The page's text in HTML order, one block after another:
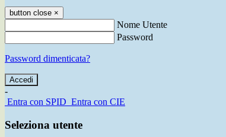
button close ×
Nome Utente
Password
Password dimenticata?
-
Entra con SPID Entra con CIE
Seleziona utente